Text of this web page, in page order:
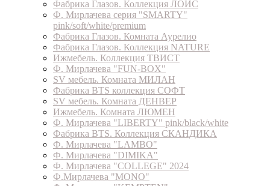
Фабрика Глазов. Коллекция ЛОЙС
Ф. Мирлачева серия "SMARTY"
pink/soft/white/premium
Фабрика Глазов. Комната Аурелио
Фабрика Глазов. Коллекция NATURE
Ижмебель. Коллекция ТВИСТ
Ф. Мирлачева "FUN-BOX"
SV мебель. Комната МИЛАН
Фабрика BTS коллекция СОФТ
SV мебель. Комната ДЕНВЕР
Ижмебель. Комната ЛЮМЕН
Ф. Мирлачева "LIBERTY" pink/black/white
Фабрика BTS. Коллекция СКАНДИКА
Ф. Мирлачева "LAMBO"
Ф. Мирлачева "DIMIKA"
Ф. Мирлачева "COLLEGE" 2024
Ф.Мирлачева "MONO"